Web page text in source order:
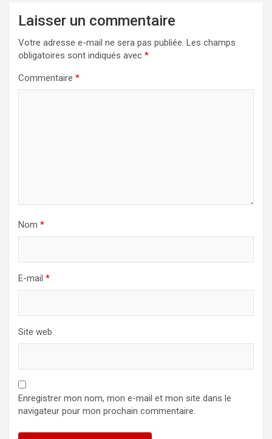
Laisser un commentaire
Votre adresse e-mail ne sera pas publiée. Les champs
obligatoires sont indiqués avec *
Commentaire *
Nom *
E-mail *
Site web
Enregistrer mon nom, mon e-mail et mon site dans le
navigateur pour mon prochain commentaire.